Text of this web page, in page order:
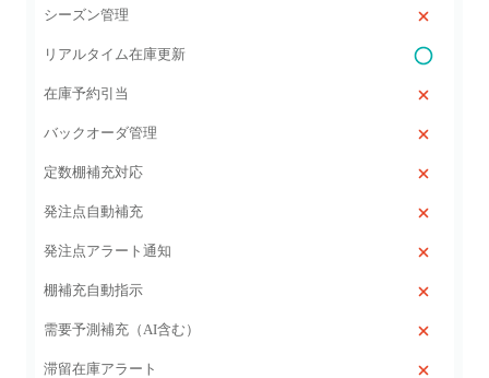
シーズン管理
リアルタイム在庫更新
在庫予約引当
バックオーダ管理
定数棚補充対応
発注点自動補充
発注点アラート通知
棚補充自動指示
需要予測補充（AI含む）
滞留在庫アラート